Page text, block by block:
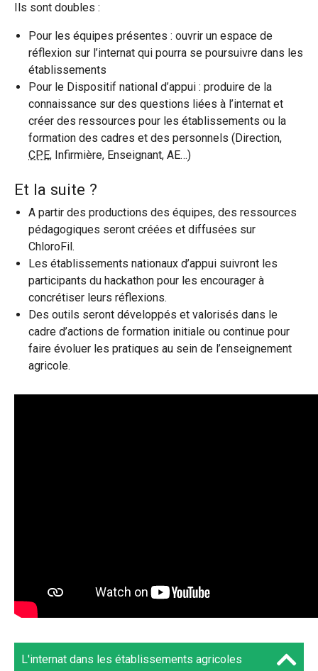
Ils sont doubles :
Pour les équipes présentes : ouvrir un espace de
réflexion sur l’internat qui pourra se poursuivre dans les
établissements
Pour le Dispositif national d’appui : produire de la
connaissance sur des questions liées à l’internat et
créer des ressources pour les établissements ou la
formation des cadres et des personnels (Direction,
CPE, Infirmière, Enseignant, AE…)
Et la suite ?
A partir des productions des équipes, des ressources
pédagogiques seront créées et diffusées sur
ChloroFil.
Les établissements nationaux d’appui suivront les
participants du hackathon pour les encourager à
concrétiser leurs réflexions.
Des outils seront développés et valorisés dans le
cadre d’actions de formation initiale ou continue pour
faire évoluer les pratiques au sein de l’enseignement
agricole.
L'internat dans les établissements agricoles